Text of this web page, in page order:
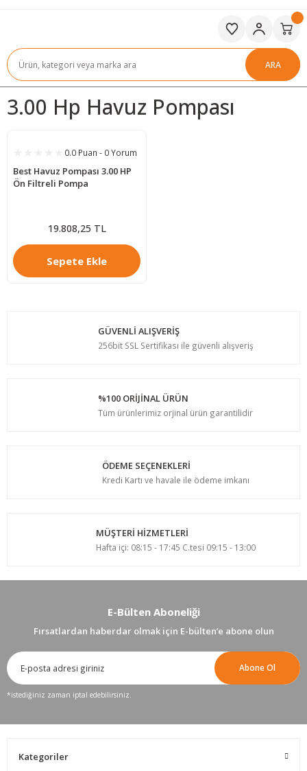
ARA
3.00 Hp Havuz Pompası
0.0 Puan - 0 Yorum
Best Havuz Pompası 3.00 HP
Ön Filtreli Pompa
19.808,25 TL
Sepete Ekle
GÜVENLİ ALIŞVERİŞ
256bit SSL Sertifikası ile güvenli alışveriş
%100 ORİJİNAL ÜRÜN
Tüm ürünlerimiz orjinal ürün garantilidir
ÖDEME SEÇENEKLERİ
Kredi Kartı ve havale ile ödeme imkanı
MÜŞTERİ HİZMETLERİ
Hafta içi: 08:15 - 17:45 C.tesi 09:15 - 13:00
E-Bülten Aboneliği
Fırsatlardan haberdar olmak için E-bülten’e abone olun
Abone Ol
*istediğiniz zaman iptal edebilirsiniz.
Kategoriler